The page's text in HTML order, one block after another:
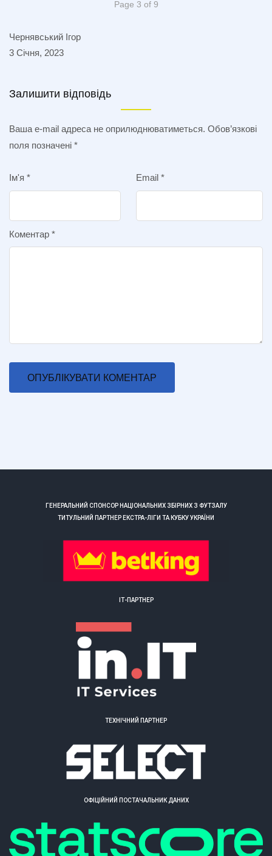
Page 3 of 9
Чернявський Ігор
3 Січня, 2023
Залишити відповідь
Ваша e-mail адреса не оприлюднюватиметься. Обов’язкові
поля позначені *
Ім'я * Email *
Коментар *
ГЕНЕРАЛЬНИЙ СПОНСОР НАЦІОНАЛЬНИХ ЗБІРНИХ З ФУТЗАЛУ
ТИТУЛЬНИЙ ПАРТНЕР ЕКСТРА-ЛІГИ ТА КУБКУ УКРАЇНИ
ІТ-ПАРТНЕР
ТЕХНІЧНИЙ ПАРТНЕР
ОФІЦІЙНИЙ ПОСТАЧАЛЬНИК ДАНИХ